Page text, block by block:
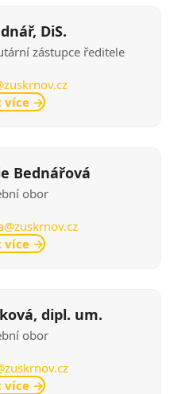
DiS.
zástupce ředitele
více →
Bednářová
obor
více →
dipl. um.
obor
více →